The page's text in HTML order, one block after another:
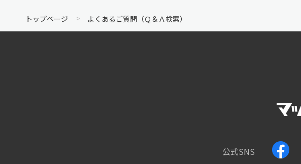
トップページ よくあるご質問（Ｑ＆Ａ検索）
公式SNS